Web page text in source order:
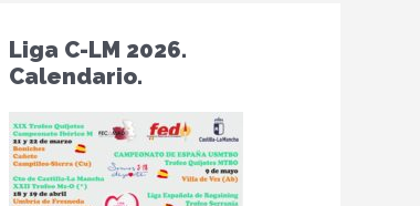
Liga C-LM 2026.
Calendario.